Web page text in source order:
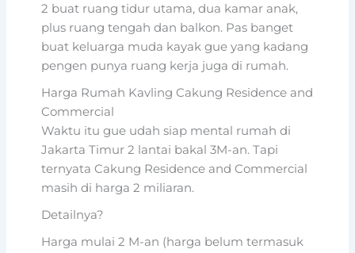
2 buat ruang tidur utama, dua kamar anak,
plus ruang tengah dan balkon. Pas banget
buat keluarga muda kayak gue yang kadang
pengen punya ruang kerja juga di rumah.
Harga Rumah Kavling Cakung Residence and
Commercial
Waktu itu gue udah siap mental rumah di
Jakarta Timur 2 lantai bakal 3M-an. Tapi
ternyata Cakung Residence and Commercial
masih di harga 2 miliaran.
Detailnya?
Harga mulai 2 M-an (harga belum termasuk